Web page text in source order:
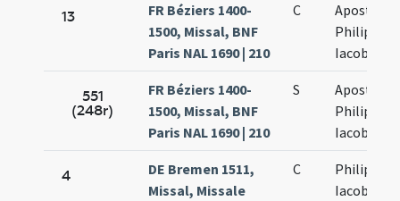
13
FR Béziers 1400-
1500, Missal, BNF
Paris NAL 1690 | 210
C
Philippi et
Iacobi
551
(248r)
FR Béziers 1400-
1500, Missal, BNF
Paris NAL 1690 | 210
S
Philippi et
Iacobi
4
DE Bremen 1511,
Missal, Missale
C
Philippi et
Iacobi